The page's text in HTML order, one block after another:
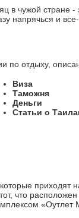
в чужой стране
напрячься и
по отдыху,
Виза
Таможня
Деньги
Статьи о
что
«Оутлет